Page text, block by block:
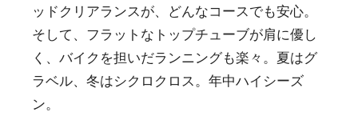
ッドクリアランスが、どんなコースでも安心。
そして、フラットなトップチューブが肩に優し
く、バイクを担いだランニングも楽々。夏はグ
ラベル、冬はシクロクロス。年中ハイシーズ
ン。